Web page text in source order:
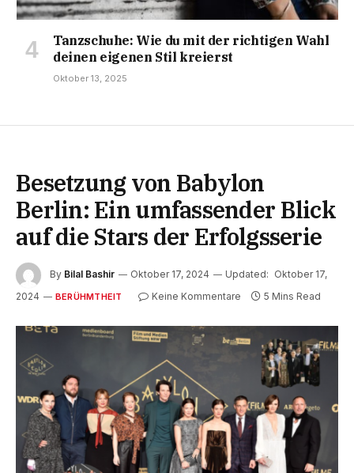
Tanzschuhe: Wie du mit der richtigen Wahl
deinen eigenen Stil kreierst
Oktober 13, 2025
Besetzung von Babylon
Berlin: Ein umfassender Blick
auf die Stars der Erfolgsserie
By Bilal Bashir Oktober 17, 2024 Updated: Oktober 17,
2024
BERÜHMTHEIT Keine Kommentare 5 Mins Read